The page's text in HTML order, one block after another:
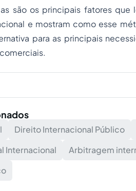
são os principais fatores
e mostram como esse
para as principais
Direito Internacional Público
Internacional
Arbitragem